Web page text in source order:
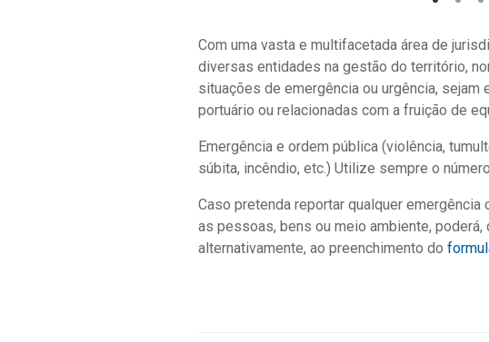
Com uma vasta e multifacetada área de
diversas entidades na gestão do território,
situações de emergência ou urgência,
portuário ou relacionadas com a fruição de
Emergência e ordem pública (violência,
súbita, incêndio, etc.) Utilize sempre o
Caso pretenda reportar qualquer
as pessoas, bens ou meio ambiente,
alternativamente, ao preenchimento do